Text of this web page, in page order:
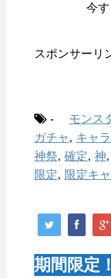
今
スポンサーリ
- モンス
ガチャ, キャラ
神祭, 確定, 神,
限定, 限定キ
期間限定